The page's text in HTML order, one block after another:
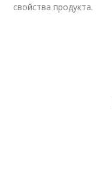
свойства продукта.